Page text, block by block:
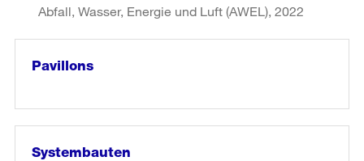
Abfall, Wasser, Energie und Luft (AWEL), 2022
Pavillons
lesen
«Pavillons»
Systembauten